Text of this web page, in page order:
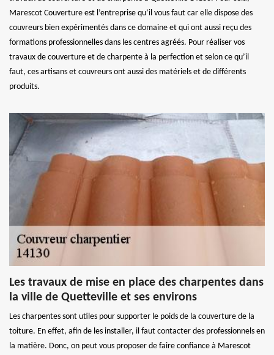
Marescot Couverture est l’entreprise qu’il vous faut car elle dispose des
couvreurs bien expérimentés dans ce domaine et qui ont aussi reçu des
formations professionnelles dans les centres agréés. Pour réaliser vos
travaux de couverture et de charpente à la perfection et selon ce qu’il
faut, ces artisans et couvreurs ont aussi des matériels et de différents
produits.
Les travaux de mise en place des charpentes dans
la ville de Quetteville et ses environs
Les charpentes sont utiles pour supporter le poids de la couverture de la
toiture. En effet, afin de les installer, il faut contacter des professionnels en
la matière. Donc, on peut vous proposer de faire confiance à Marescot